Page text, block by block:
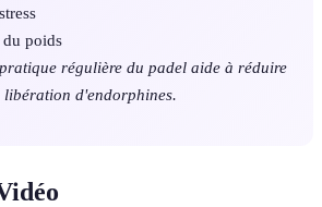
poids
régulière du padel aide à réduire
libération d'endorphines.